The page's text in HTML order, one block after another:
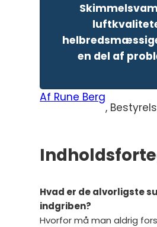
en del af
Af Rune Berg
,
Hvad er de alvorligste
indgriben?
Hvorfor må man aldrig